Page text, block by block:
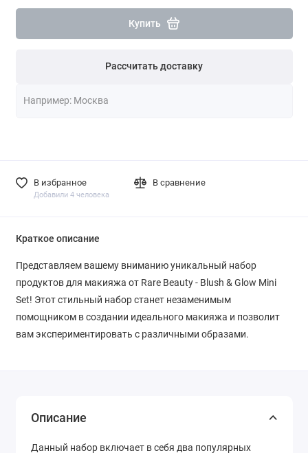
Купить
Рассчитать доставку
В избранное
Добавили 4 человека
В сравнение
Краткое описание
Представляем вашему вниманию уникальный набор
продуктов для макияжа от Rare Beauty - Blush & Glow Mini
Set! Этот стильный набор станет незаменимым
помощником в создании идеального макияжа и позволит
вам экспериментировать с различными образами.
Описание
Данный набор включает в себя два популярных